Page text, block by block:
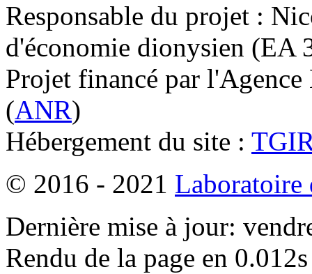
Responsable du projet :
d'économie dionysien
Projet financé par l'Agence
(ANR)
Hébergement du site :
© 2016 - 2021 Laboratoire
Dernière mise à jour:
Rendu de la page en 0.012s